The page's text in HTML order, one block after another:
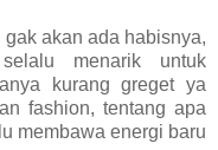
akan ada habisnya,
menarik untuk
kurang greget ya
fashion, tentang apa
membawa energi baru